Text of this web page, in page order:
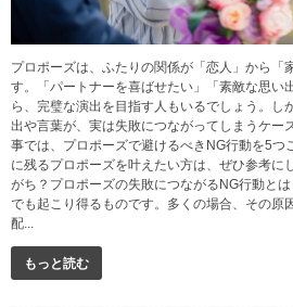
プロポーズは、ふたりの関係が「恋人」から「
す。「パートナーを喜ばせたい」「素敵な思い
ら、完璧な演出を目指す人もいるでしょう。し
出や言葉が、実は失敗につながってしまうケー
事では、プロポーズで避けるべきNG行動を5つ
に残るプロポーズを叶えたい方は、ぜひ参考に
がち？プロポーズの失敗につながるNG行動と
でも起こり得るものです。多くの場合、その原
配...
もっと読む